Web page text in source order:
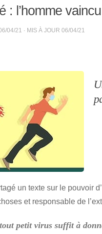
: l’homme
04/21 · MIS À JOUR 06/04/21
un texte sur le pouvoir
et responsable de
petit virus suffit à